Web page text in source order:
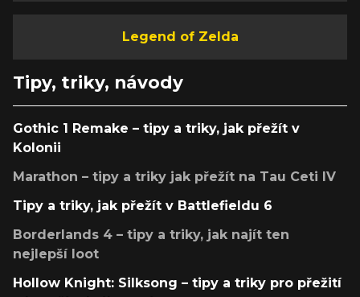
Legend of Zelda
Tipy, triky, návody
Gothic 1 Remake – tipy a triky, jak přežít v
Kolonii
Marathon – tipy a triky jak přežít na Tau Ceti IV
Tipy a triky, jak přežít v Battlefieldu 6
Borderlands 4 – tipy a triky, jak najít ten
nejlepší loot
Hollow Knight: Silksong – tipy a triky pro přežití